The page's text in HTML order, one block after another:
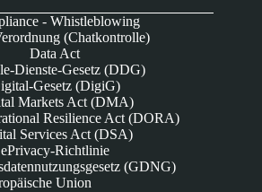
- Whistleblowing
(Chatkontrolle)
Data Act
Dienste-Gesetz (DDG)
Gesetz (DigiG)
Markets Act (DMA)
Resilience Act (DORA)
Services Act (DSA)
ePrivacy-Richtlinie
(GDNG)
Union